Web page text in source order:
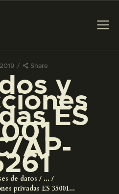
Share
y
ES
AP-
de datos
...
privadas ES 35001...
LA VISITA